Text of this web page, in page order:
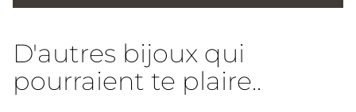
D'autres bijoux qui
pourraient te plaire..